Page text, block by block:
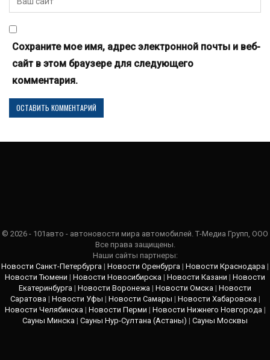
Сохраните мое имя, адрес электронной почты и веб-
сайт в этом браузере для следующего
комментария.
© 2026 - 101авто - автоновости мира автомобилей. Т-Медиа Групп, ООО
Все права защищены.
Наши сайты партнеры:
Новости Санкт-Петербурга | Новости Оренбурга | Новости Краснодара |
Новости Тюмени | Новости Новосибирска | Новости Казани | Новости
Екатеринбурга | Новости Воронежа | Новости Омска | Новости
Саратова | Новости Уфы | Новости Самары | Новости Хабаровска |
Новости Челябинска | Новости Перми | Новости Нижнего Новгорода |
Сауны Минска | Сауны Нур-Султана (Астаны) | Сауны Москвы